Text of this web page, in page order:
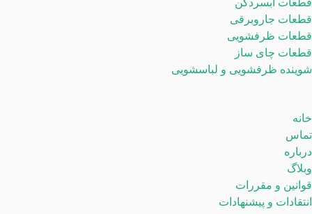
قطعات جاروبرقی
قطعات ظرفشویی
قطعات چای ساز
شوینده ظرفشویی و لباسشویی
خانه
تماس
درباره
وبلاگ
قوانین و مقررات
انتقادات و پیشنهادات